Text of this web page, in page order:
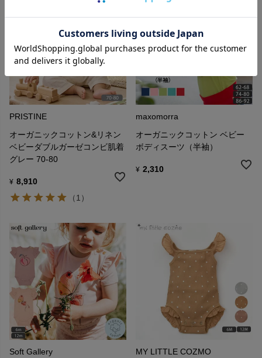
PRISTINE
オーガニックコットン&リネン
ベビーダブルガーゼコンビ肌着
グレー 70-80
¥ 8,910
（1）
maxomorra
オーガニックコットン ベビー
ボディスーツ（半袖）
¥ 2,310
Soft Gallery
MY LITTLE COZMO